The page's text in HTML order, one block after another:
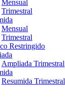
Mensual
Trimestral
Mensual
Trimestral
Restringido
Ampliada Trimestral
Resumida Trimestral